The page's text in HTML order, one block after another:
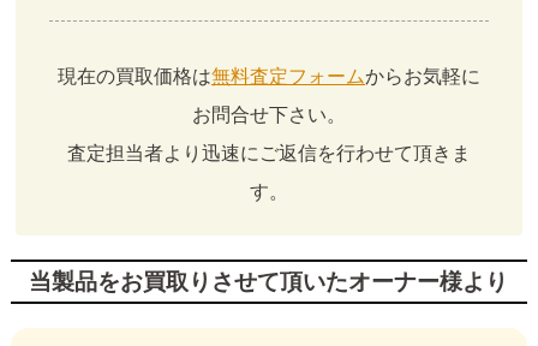
現在の買取価格は無料査定フォームからお気軽に
お問合せ下さい。
査定担当者より迅速にご返信を行わせて頂きま
す。
当製品をお買取りさせて頂いたオーナー様より